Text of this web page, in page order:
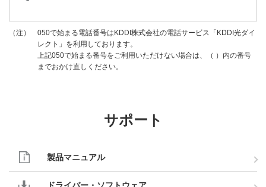
（注）
050で始まる電話番号はKDDI株式会社の電話サービス「KDDI光ダイ
レクト」を利用しております。
上記050で始まる番号をご利用いただけない場合は、（ ）内の番号
までおかけ直しください。
サポート
製品マニュアル
ドライバー・ソフトウェア